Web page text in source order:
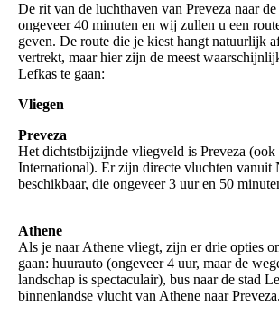
De rit van de luchthaven van Preveza naar
ongeveer 40 minuten en wij zullen u een
geven. De route die je kiest hangt natuurlijk
vertrekt, maar hier zijn de meest
Lefkas te gaan:
Vliegen
Preveza
Het dichtstbijzijnde vliegveld is Preveza
International). Er zijn directe vluchten vanuit
beschikbaar, die ongeveer 3 uur en 50
Athene
Als je naar Athene vliegt, zijn er drie opties
gaan: huurauto (ongeveer 4 uur, maar de
landschap is spectaculair), bus naar de stad
binnenlandse vlucht van Athene naar Preveza.